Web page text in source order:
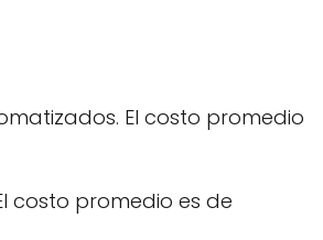
El costo promedio
costo promedio es de